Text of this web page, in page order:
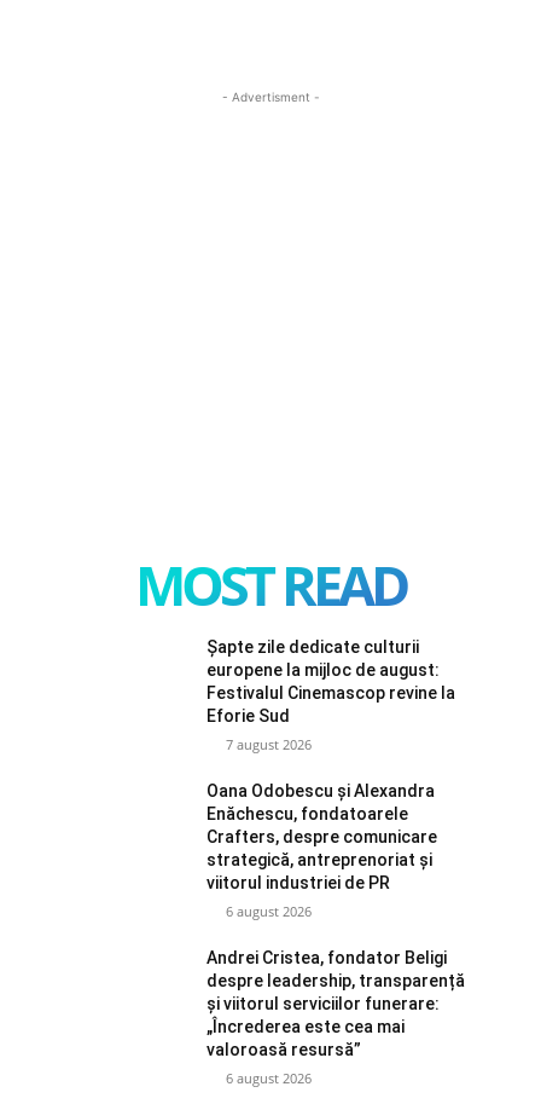
- Advertisment -
MOST READ
Șapte zile dedicate culturii
europene la mijloc de august:
Festivalul Cinemascop revine la
Eforie Sud
7 august 2026
Oana Odobescu și Alexandra
Enăchescu, fondatoarele
Crafters, despre comunicare
strategică, antreprenoriat și
viitorul industriei de PR
6 august 2026
Andrei Cristea, fondator Beligi
despre leadership, transparență
și viitorul serviciilor funerare:
„Încrederea este cea mai
valoroasă resursă”
6 august 2026